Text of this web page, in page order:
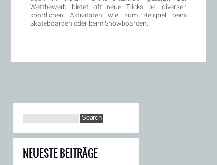
Wettbewerb bietet oft neue Tricks bei diversen
sportlichen Aktivitäten wie zum Beispiel beim
Skateboarden oder beim Snowboarden.
NEUESTE BEITRÄGE